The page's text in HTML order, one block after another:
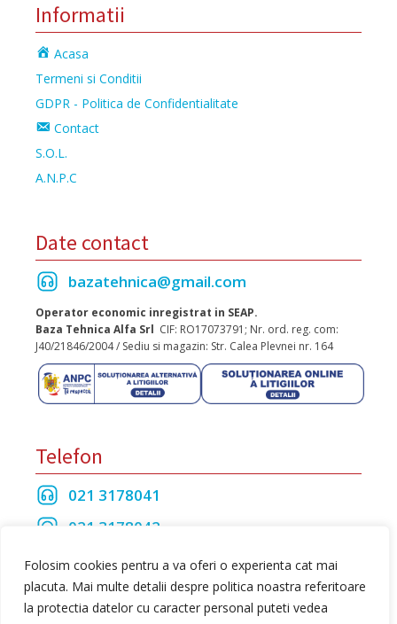
Folosim cookies pentru a va oferi o experienta cat mai
placuta. Mai multe detalii despre politica noastra referitoare
la protectia datelor cu caracter personal puteti vedea
Informatii
Acasa
Termeni si Conditii
GDPR - Politica de Confidentialitate
Contact
S.O.L.
A.N.P.C
Date contact
bazatehnica@gmail.com
Operator economic inregistrat in SEAP.
Baza Tehnica Alfa Srl CIF: RO17073791; Nr. ord. reg. com:
J40/21846/2004 / Sediu si magazin: Str. Calea Plevnei nr. 164
Telefon
021 3178041
021 3178042
021 3175208
Toate drepturile rezervate Baza Tehnica Alfa S.R.L